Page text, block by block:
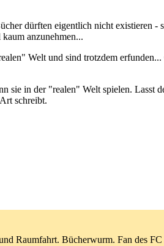
dürften eigentlich nicht existieren -
anzunehmen...
Welt und sind trotzdem
sie in der "realen" Welt spielen. Lasst
schreibt.
Raumfahrt. Bücherwurm. Fan des